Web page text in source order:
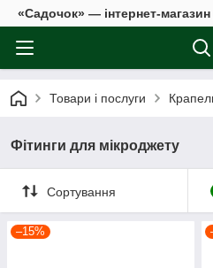
«Садочок» — інтернет-
Товари і послуги
Фітинги для мікроджету
Сортування
–15%